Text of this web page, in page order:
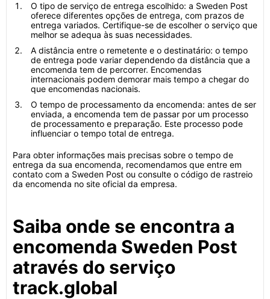
O tipo de serviço de entrega escolhido: a Sweden Post
oferece diferentes opções de entrega, com prazos de
entrega variados. Certifique-se de escolher o serviço que
melhor se adequa às suas necessidades.
A distância entre o remetente e o destinatário: o tempo
de entrega pode variar dependendo da distância que a
encomenda tem de percorrer. Encomendas
internacionais podem demorar mais tempo a chegar do
que encomendas nacionais.
O tempo de processamento da encomenda: antes de ser
enviada, a encomenda tem de passar por um processo
de processamento e preparação. Este processo pode
influenciar o tempo total de entrega.
Para obter informações mais precisas sobre o tempo de
entrega da sua encomenda, recomendamos que entre em
contato com a Sweden Post ou consulte o código de rastreio
da encomenda no site oficial da empresa.
Saiba onde se encontra a
encomenda Sweden Post
através do serviço
track.global